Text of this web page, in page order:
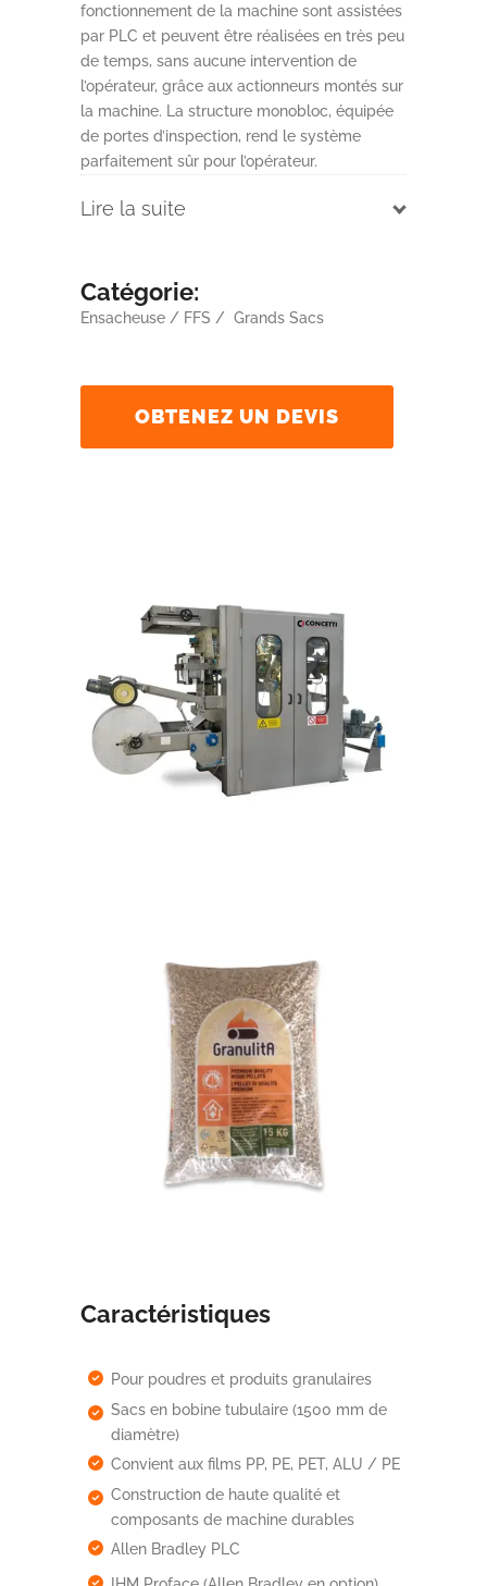
fonctionnement de la machine sont assistées
par PLC et peuvent être réalisées en très peu
de temps, sans aucune intervention de
l’opérateur, grâce aux actionneurs montés sur
la machine. La structure monobloc, équipée
de portes d’inspection, rend le système
parfaitement sûr pour l’opérateur.
Lire la suite
Catégorie:
Ensacheuse / FFS / Grands Sacs
OBTENEZ UN DEVIS
Caractéristiques
Pour poudres et produits granulaires
Sacs en bobine tubulaire (1500 mm de
diamètre)
Convient aux films PP, PE, PET, ALU / PE
Construction de haute qualité et
composants de machine durables
Allen Bradley PLC